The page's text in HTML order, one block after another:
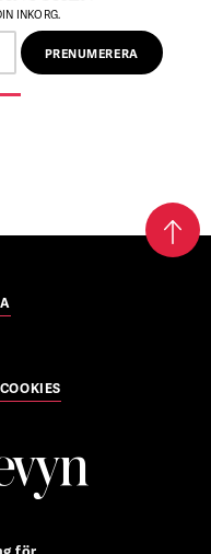
INKORG.